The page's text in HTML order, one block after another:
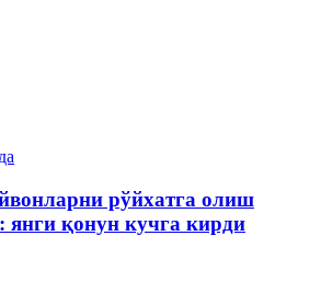
рўйхатга олиш
қонун кучга кирди